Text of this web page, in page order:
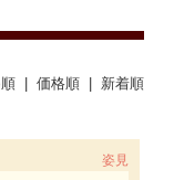
順 |価格順 新着順
姿見